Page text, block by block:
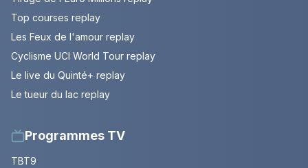
Top courses replay
Les Feux de l'amour replay
Cyclisme UCI World Tour replay
Le live du Quinté+ replay
Le tueur du lac replay
Programmes TV
TBT9